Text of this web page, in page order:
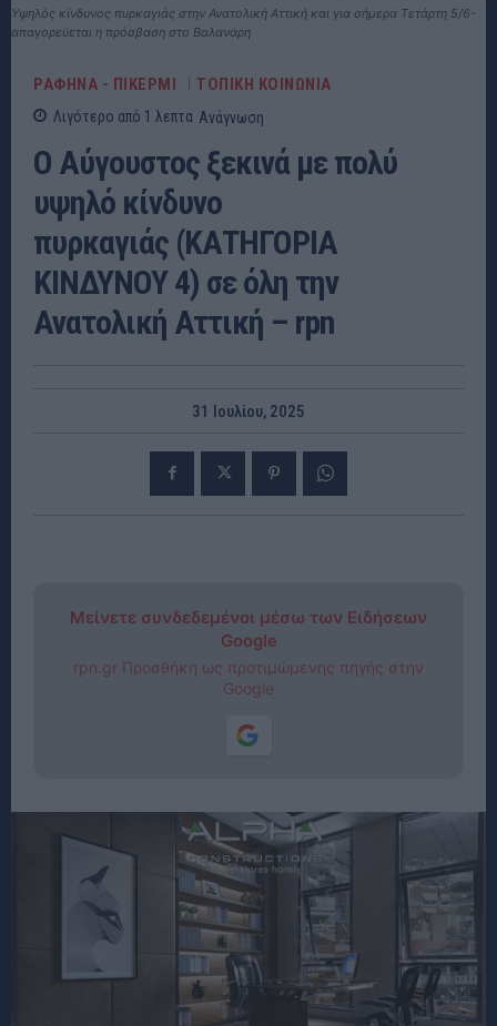
Υψηλός κίνδυνος πυρκαγιάς στην Ανατολική Αττική και για σήμερα Τετάρτη 5/6-
απαγορεύεται η πρόσβαση στο Βαλανάρη
ΡΑΦΗΝΑ - ΠΙΚΕΡΜΙ ΤΟΠΙΚΗ ΚΟΙΝΩΝΙΑ
Λιγότερο από 1 λεπτα Ανάγνωση
Ο Αύγουστος ξεκινά με πολύ
υψηλό κίνδυνο
πυρκαγιάς (ΚΑΤΗΓΟΡΙΑ
ΚΙΝΔΥΝΟΥ 4) σε όλη την
Ανατολική Αττική – rpn
31 Ιουλίου, 2025
Μείνετε συνδεδεμένοι μέσω των Ειδήσεων
Google
rpn.gr Προσθήκη ως προτιμώμενης πηγής στην
Google